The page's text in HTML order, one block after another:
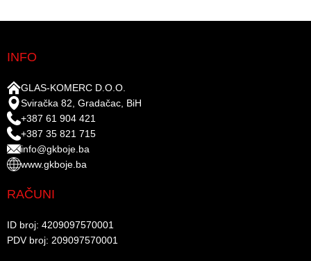
INFO
GLAS-KOMERC D.O.O.
Sviračka 82, Gradačac, BiH
+387 61 904 421
+387 35 821 715
info@gkboje.ba
www.gkboje.ba
RAČUNI
ID broj: 4209097570001​
PDV broj: 209097570001 ​